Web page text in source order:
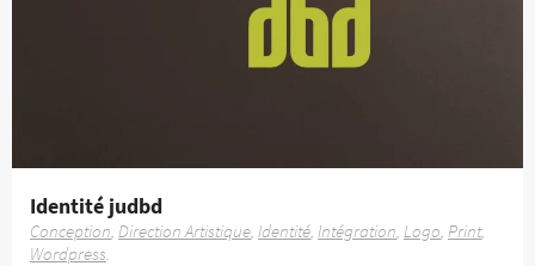
Identité judbd
Conception Direction Artistique Identité Intégration Logo Print
Wordpress